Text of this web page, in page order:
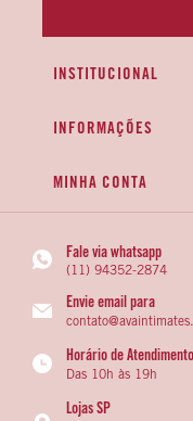
INSTITUCIONAL
INFORMAÇÕES
MINHA CONTA
Fale via whatsapp
(11) 94352-2874
Envie email para
Horário de Atendimento
Das 10h às 19h
Lojas SP